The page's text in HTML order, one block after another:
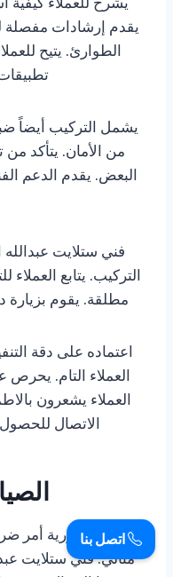
يقدم إرشادات مفصلة
الطوارئ. يتيح
يشمل التركيب أيضاً
من الأمان. يتأكد
البعض. يقدم الدعم
فني ستلايت
التركيب. يتابع
مطلقة. يقوم بزيارة
اعتماده على دقة
العملاء التام.
العملاء يشعرون
الاتصال
الصيانة الدورية أمر
مثالي. فني ستلايت
اتصل بنا